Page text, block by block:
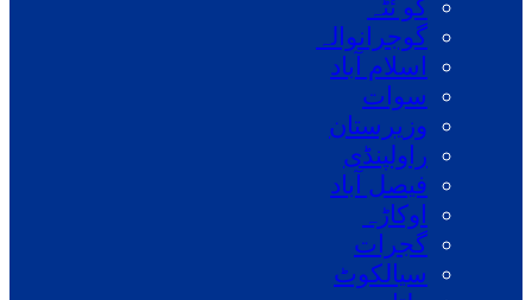
کو ئٹہ
گوجرانوالہ
اسلام آباد
سوات
وزیرستان
راولپنڈی
فیصل آباد
اوکاڑہ
گجرات
سیالکوٹ